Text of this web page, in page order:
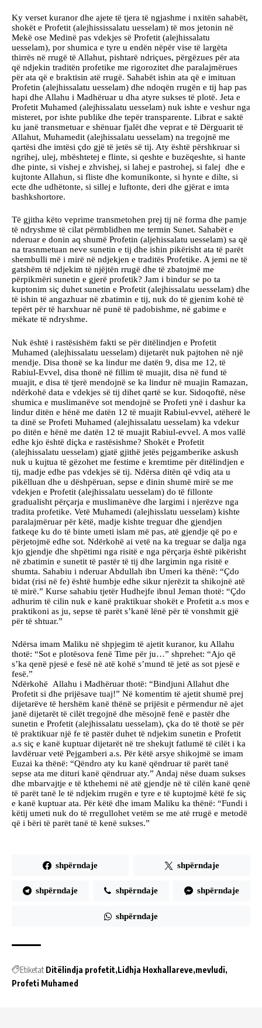
Ky verset kuranor dhe ajete të tjera të ngjashme i nxitën sahabët,
shokët e Profetit (alejhississalatu uesselam) të mos jetonin në
Mekë ose Medinë pas vdekjes së Profetit (alejhissalatu
uesselam), por shumica e tyre u endën nëpër vise të largëta
thirrës në rrugë të Allahut, pishtarë ndriçues, përgëzues për ata
që ndjekin traditën profetike me rigorozitet dhe paralajmërues
për ata që e braktisin atë rrugë. Sahabët ishin ata që e imituan
Profetin (alejhissalatu uesselam) dhe ndoqën rrugën e tij hap pas
hapi dhe Allahu i Madhëruar u dha atyre sukses të plotë. Jeta e
Profetit Muhamed (alejhissalatu uesselam) nuk ishte e veshur nga
misteret, por ishte publike dhe tepër transparente. Librat e saktë
ku janë transmetuar e shënuar fjalët dhe veprat e të Dërguarit të
Allahut, Muhamedit (alejhissalatu uesselam) na tregojnë me
qartësi dhe imtësi çdo gjë të jetës së tij. Aty është përshkruar si
ngrihej, ulej, mbështetej e flinte, si qeshte e buzëqeshte, si hante
dhe pinte, si vishej e zhvishej, si lahej e pastrohej, si falej dhe e
kujtonte Allahun, si fliste dhe komunikonte, si hynte e dilte, si
ecte dhe udhëtonte, si sillej e luftonte, deri dhe gjërat e imta
bashkshortore.
Të gjitha këto veprime transmetohen prej tij në forma dhe pamje
të ndryshme të cilat përmblidhen me termin Sunet. Sahabët e
nderuar e donin aq shumë Profetin (aljehissalatu uesselam) sa që
na trasnmetuan neve sunetin e tij dhe ishin pikërisht ata të parët
shembulli më i mirë në ndjekjen e traditës Profetike. A jemi ne të
gatshëm të ndjekim të njëjtën rrugë dhe të zbatojmë me
përpikmëri sunetin e gjerë profetik? Jam i bindur se po ta
kuptonim siç duhet sunetin e Profetit (alejhissalatu uesselam) dhe
të ishin të angazhuar në zbatimin e tij, nuk do të gjenim kohë të
tepërt për të harxhuar në punë të padobishme, në gabime e
mëkate të ndryshme.
Nuk është i rastësishëm fakti se për ditëlindjen e Profetit
Muhamed (alejhissalatu uesselam) dijetarët nuk pajtohen në një
mendje. Disa thonë se ka lindur me datën 9, disa me 12, të
Rabiul-Evvel, disa thonë në fillim të muajit, disa në fund të
muajit, e disa të tjerë mendojnë se ka lindur në muajin Ramazan,
ndërkohë data e vdekjes së tij dihet qartë se kur. Sidoqoftë, nëse
shumica e muslimanëve sot mendojnë se Profeti ynë i dashur ka
lindur ditën e hënë me datën 12 të muajit Rabiul-evvel, atëherë le
ta dinë se Profeti Muhamed (alejhissalatu uesselam) ka vdekur
po ditën e hënë me datën 12 të muajit Rabiul-evvel. A mos vallë
edhe kjo është diçka e rastësishme? Shokët e Profetit
(alejhissalatu uesselam) gjatë gjithë jetës pejgamberike askush
nuk u kujtua të gëzohet me festime e kremtime për ditëlindjen e
tij, madje edhe pas vdekjes së tij. Ndërsa ditën që vdiq ata u
pikëlluan dhe u dëshpëruan, sepse e dinin shumë mirë se me
vdekjen e Profetit (alejhissalatu uesselam) do të fillonte
gradualisht përçarja e muslimanëve dhe largimi i njerëzve nga
tradita profetike. Vetë Muhamedi (alejhisslatu uesselam) kishte
paralajmëruar për këtë, madje kishte treguar dhe gjendjen
fatkeqe ku do të binte umeti islam më pas, atë gjendje që po e
përjetojmë edhe sot. Ndërkohë ai vetë na ka treguar se dalja nga
kjo gjendje dhe shpëtimi nga risitë e nga përçarja është pikërisht
në zbatimin e sunetit të pastër të tij dhe largimin nga risitë e
shumta. Sahabiu i nderuar Abdullah ibn Umeri ka thënë: “Çdo
bidat (risi në fe) është humbje edhe sikur njerëzit ta shikojnë atë
të mirë.” Kurse sahabiu tjetër Hudhejfe ibnul Jeman thotë: “Çdo
adhurim të cilin nuk e kanë praktikuar shokët e Profetit a.s mos e
praktikoni as ju, sepse të parët s’kanë lënë për të vonshmit gjë
për të shtuar.”
Ndërsa imam Maliku në shpjegim të ajetit kuranor, ku Allahu
thotë: “Sot e plotësova fenë Time për ju…” shprehet: “Ajo që
s’ka qenë pjesë e fesë në atë kohë s’mund të jetë as sot pjesë e
fesë.”
Ndërkohë Allahu i Madhëruar thotë: “Bindjuni Allahut dhe
Profetit si dhe prijësave tuaj!” Në komentim të ajetit shumë prej
dijetarëve të hershëm kanë thënë se prijësit e përmendur në ajet
janë dijetarët të cilët tregojnë dhe mësojnë fenë e pastër dhe
sunetin e Profetit (alejhissalatu uesselam), çka do të thotë se për
të praktikuar një fe të pastër duhet të ndjekim sunetin e Profetit
a.s siç e kanë kuptuar dijetarët në tre shekujt fatlumë të cilët i ka
lavdëruar vetë Pejgamberi a.s. Për këtë arsye shikojmë se imam
Euzai ka thënë: “Qëndro aty ku kanë qëndruar të parët tanë
sepse ata me dituri kanë qëndruar aty.” Andaj nëse duam sukses
dhe mbarvajtje e të kthehemi në atë gjendje në të cilën kanë qenë
të parët tanë le të ndjekim rrugën e tyre e të kuptojmë këtë fe siç
e kanë kuptuar ata. Për këtë dhe imam Maliku ka thënë: “Fundi i
këtij umeti nuk do të rregullohet vetëm se me atë rrugë e metodë
që i bëri të parët tanë të kenë sukses.”
shpërndaje shpërndaje
shpërndaje shpërndaje shpërndaje
shpërndaje
Etiketat Ditëlindja profetit Lidhja Hoxhallareve mevludi
Profeti Muhamed